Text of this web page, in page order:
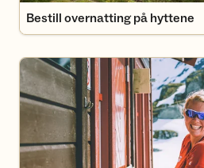
Bestill overnatting på hyttene
Bli medlem